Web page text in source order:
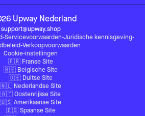
Upway Nederland
support@upway.shop
-Servicevoorwaarden-Juridische kennisgeving-
-Verkoopvoorwaarden
Cookie-instellingen
🇫🇷 Franse Site
🇧🇪 Belgische Site
🇩🇪 Duitse Site
🇳🇱 Nederlandse Site
🇦🇹 Oostenrijkse Site
🇺🇸 Amerikaanse Site
🇪🇸 Spaanse Site